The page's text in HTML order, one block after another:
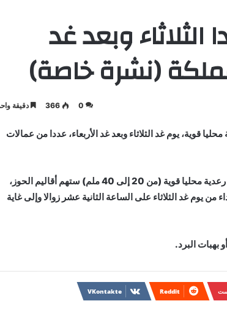
وبعد غد
(نشرة خاصة)
0
366 دقيقة
قوية، يوم غد الثلاثاء وبعد غد الأربعاء، عددا من عمالات
وأوضحت المديرية، في نشرة إنذارية من مستوى يقظة برتقالي، أن أمطارا رعدية محليا قوية (من 20 إلى 40 ملم) ستهم أقاليم الحوز،
من يوم غد الثلاثاء على الساعة الثانية عشر زوالا وإلى غاية
البرد.